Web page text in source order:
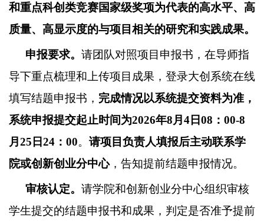
和重点科创类竞赛国家级奖项为代表的高水平、高
质量、高显示度的与项目相关的研究和实践成果。
申报要求。 请团队对照项目申报书，在导师指
导下重点梳理和上传项目成果，登录大创系统在线
填写结题申报书， 完成情况以系统提交资料为准，
系统申报提交起止时间为2026年8月 4 日08 ： 00-8
月 25 日24 ： 00。 请项目负责人填报后主动联系学
院或创新创业分中心，告知提前结题申报情况。
审核认定。 请学院和创新创业分中心组织审核
学生提交的结题申报书和成果，判定是否准予提前